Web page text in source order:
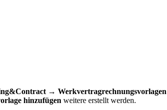
→ Werkvertragrechnungsvorlagen
hinzufügen weitere erstellt werden.